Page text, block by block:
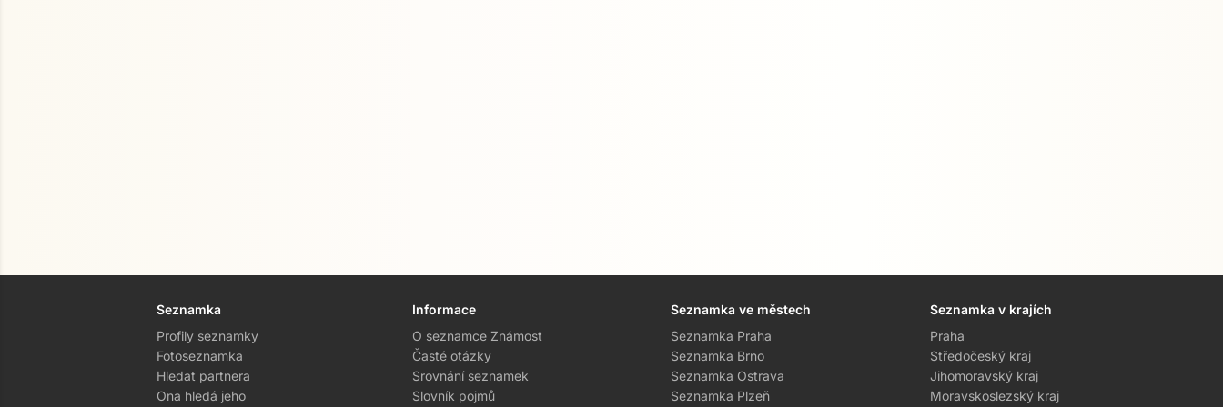
Seznamka
Profily seznamky
Fotoseznamka
Hledat partnera
Ona hledá jeho
Informace
O seznamce Známost
Časté otázky
Srovnání seznamek
Slovník pojmů
Seznamka ve městech
Seznamka Praha
Seznamka Brno
Seznamka Ostrava
Seznamka Plzeň
Seznamka v krajích
Praha
Středočeský kraj
Jihomoravský kraj
Moravskoslezský kraj